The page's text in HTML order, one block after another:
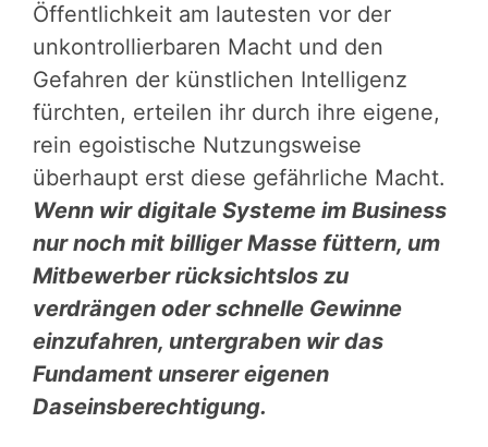
Öffentlichkeit am lautesten vor der
unkontrollierbaren Macht und den
Gefahren der künstlichen Intelligenz
fürchten, erteilen ihr durch ihre eigene,
rein egoistische Nutzungsweise
überhaupt erst diese gefährliche Macht.
Wenn wir digitale Systeme im Business
nur noch mit billiger Masse füttern, um
Mitbewerber rücksichtslos zu
verdrängen oder schnelle Gewinne
einzufahren, untergraben wir das
Fundament unserer eigenen
Daseinsberechtigung.